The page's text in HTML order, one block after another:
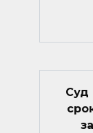
Суд